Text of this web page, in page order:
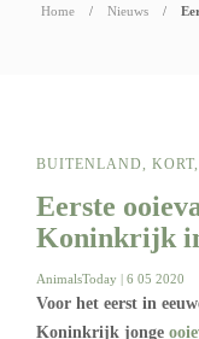
Home Nieuws
BUITENLAND, KORT,
Eerste
Koninkrijk
AnimalsToday | 6 05 2020
Voor het eerst in
Koninkrijk jonge